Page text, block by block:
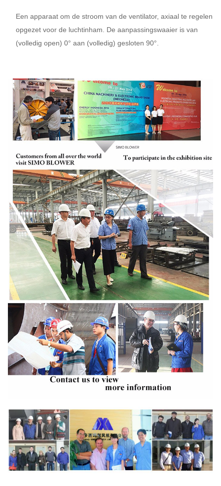
Een apparaat om de stroom van de ventilator, axiaal te regelen
opgezet voor de luchtinham. De aanpassingswaaier is van
(volledig open) 0° aan (volledig) gesloten 90°.